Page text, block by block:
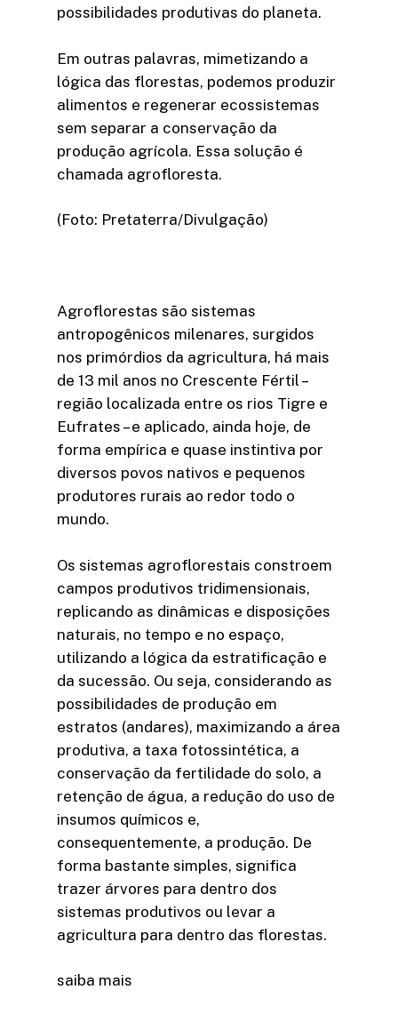
possibilidades produtivas do planeta.
Em outras palavras, mimetizando a
lógica das florestas, podemos produzir
alimentos e regenerar ecossistemas
sem separar a conservação da
produção agrícola. Essa solução é
chamada agrofloresta.
(Foto: Pretaterra/Divulgação)
Agroflorestas são sistemas
antropogênicos milenares, surgidos
nos primórdios da agricultura, há mais
de 13 mil anos no Crescente Fértil –
região localizada entre os rios Tigre e
Eufrates – e aplicado, ainda hoje, de
forma empírica e quase instintiva por
diversos povos nativos e pequenos
produtores rurais ao redor todo o
mundo.
Os sistemas agroflorestais constroem
campos produtivos tridimensionais,
replicando as dinâmicas e disposições
naturais, no tempo e no espaço,
utilizando a lógica da estratificação e
da sucessão. Ou seja, considerando as
possibilidades de produção em
estratos (andares), maximizando a área
produtiva, a taxa fotossintética, a
conservação da fertilidade do solo, a
retenção de água, a redução do uso de
insumos químicos e,
consequentemente, a produção. De
forma bastante simples, significa
trazer árvores para dentro dos
sistemas produtivos ou levar a
agricultura para dentro das florestas.
saiba mais